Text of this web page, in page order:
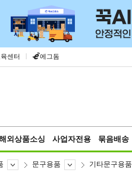
센터 | 에그돔
외상품소싱 사업자전용 묶음배송
문구용품 기타문구용품